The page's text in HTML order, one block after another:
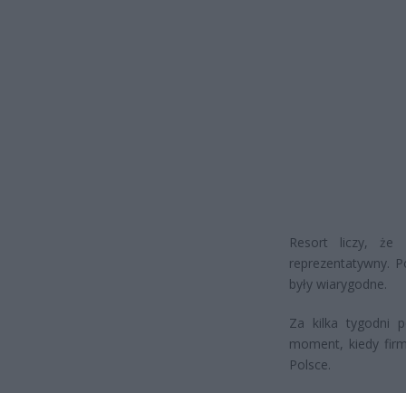
Resort liczy, że
reprezentatywny.
były wiarygodne.
Za kilka tygodni
moment, kiedy
Polsce.